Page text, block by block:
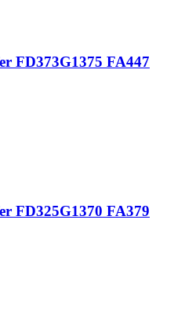
FD373G1375 FA447
FD325G1370 FA379